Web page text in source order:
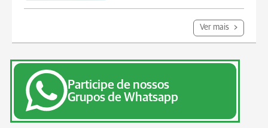
Ver mais
Participe de nossos
Grupos de Whatsapp